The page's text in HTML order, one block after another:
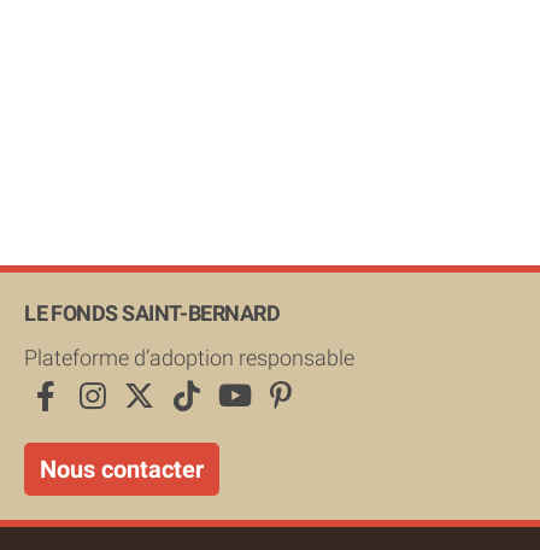
LE FONDS SAINT-BERNARD
Plateforme d’adoption responsable
Nous contacter